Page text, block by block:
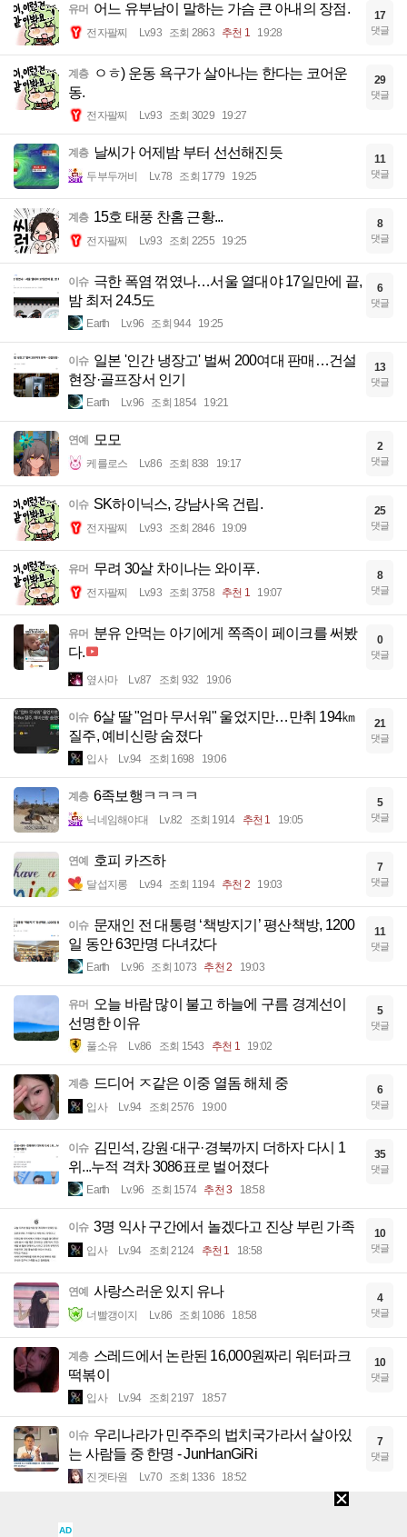
유머 어느 유부남이 말하는 가슴 큰 아내의 장점.
전자팔찌 Lv.93 조회 2863 추천 1 19:28
17
댓글
계층
ㅇㅎ) 운동 욕구가 살아나는 한다는 코어운
동.
전자팔찌 Lv.93 조회 3029 19:27
29
댓글
계층 날씨가 어제밤 부터 선선해진듯
두부두꺼비 Lv.78 조회 1779 19:25
11
댓글
계층 15호 태풍 찬홈 근황...
전자팔찌 Lv.93 조회 2255 19:25
8
댓글
이슈 극한 폭염 꺾였나…서울 열대야 17일만에 끝,
밤 최저 24.5도
Earth Lv.96 조회 944 19:25
6
댓글
이슈 일본 '인간 냉장고' 벌써 200여대 판매…건설
현장·골프장서 인기
Earth Lv.96 조회 1854 19:21
13
댓글
연예 모모
케를로스 Lv.86 조회 838 19:17
2
댓글
이슈 SK하이닉스, 강남사옥 건립.
전자팔찌 Lv.93 조회 2846 19:09
25
댓글
유머 무려 30살 차이나는 와이푸.
전자팔찌 Lv.93 조회 3758 추천 1 19:07
8
댓글
유머 분유 안먹는 아기에게 쪽족이 페이크를 써봤
다.
옆사마 Lv.87 조회 932 19:06
0
댓글
이슈 6살 딸 "엄마 무서워" 울었지만…만취 194㎞
질주, 예비신랑 숨졌다
입사 Lv.94 조회 1698 19:06
21
댓글
계층 6족보행ㅋㅋㅋㅋ
닉네임해야대 Lv.82 조회 1914 추천 1 19:05
5
댓글
연예 호피 카즈하
달섭지롱 Lv.94 조회 1194 추천 2 19:03
7
댓글
이슈 문재인 전 대통령 ‘책방지기’ 평산책방, 1200
일 동안 63만명 다녀갔다
Earth Lv.96 조회 1073 추천 2 19:03
11
댓글
유머 오늘 바람 많이 불고 하늘에 구름 경계선이
선명한 이유
풀소유 Lv.86 조회 1543 추천 1 19:02
5
댓글
계층 드디어 ㅈ같은 이중 열돔 해체 중
입사 Lv.94 조회 2576 19:00
6
댓글
이슈 김민석, 강원·대구·경북까지 더하자 다시 1
위...누적 격차 3086표로 벌어졌다
Earth Lv.96 조회 1574 추천 3 18:58
35
댓글
이슈 3명 익사 구간에서 놀겠다고 진상 부린 가족
입사 Lv.94 조회 2124 추천 1 18:58
10
댓글
연예 사랑스러운 있지 유나
너빨갱이지 Lv.86 조회 1086 18:58
4
댓글
계층 스레드에서 논란된 16,000원짜리 워터파크
떡볶이
입사 Lv.94 조회 2197 18:57
10
댓글
이슈 우리나라가 민주주의 법치국가라서 살아있
는 사람들 중 한명 - JunHanGiRi
진겟타원 Lv.70 조회 1336 18:52
7
댓글
문에…주변 경계하며 ‘침묵’
AD